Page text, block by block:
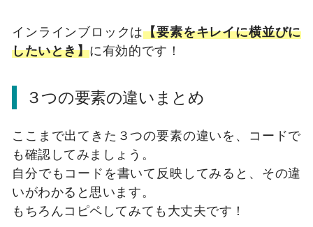
インラインブロックは【要素をキレイに横並びに
したいとき】に有効的です！
３つの要素の違いまとめ
ここまで出てきた３つの要素の違いを、コードで
も確認してみましょう。
自分でもコードを書いて反映してみると、その違
いがわかると思います。
もちろんコピペしてみても大丈夫です！